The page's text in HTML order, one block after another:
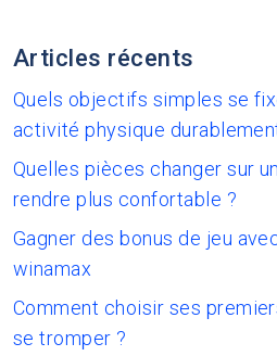
Articles récents
Quels objectifs simples se
activité physique
Quelles pièces changer sur
rendre plus confortable ?
Gagner des bonus de jeu
winamax
Comment choisir ses
se tromper ?